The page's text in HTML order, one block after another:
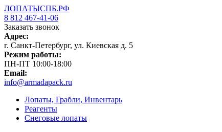
ЛОПАТЫСПБ.РФ
8 812 467-41-06
Заказать звонок
Адрес:
г. Санкт-Петербург, ул. Киевская д. 5
Режим работы:
ПН-ПТ 10:00-18:00
Email:
info@armadapack.ru
Лопаты, Грабли, Инвентарь
Реагенты
Снеговые лопаты